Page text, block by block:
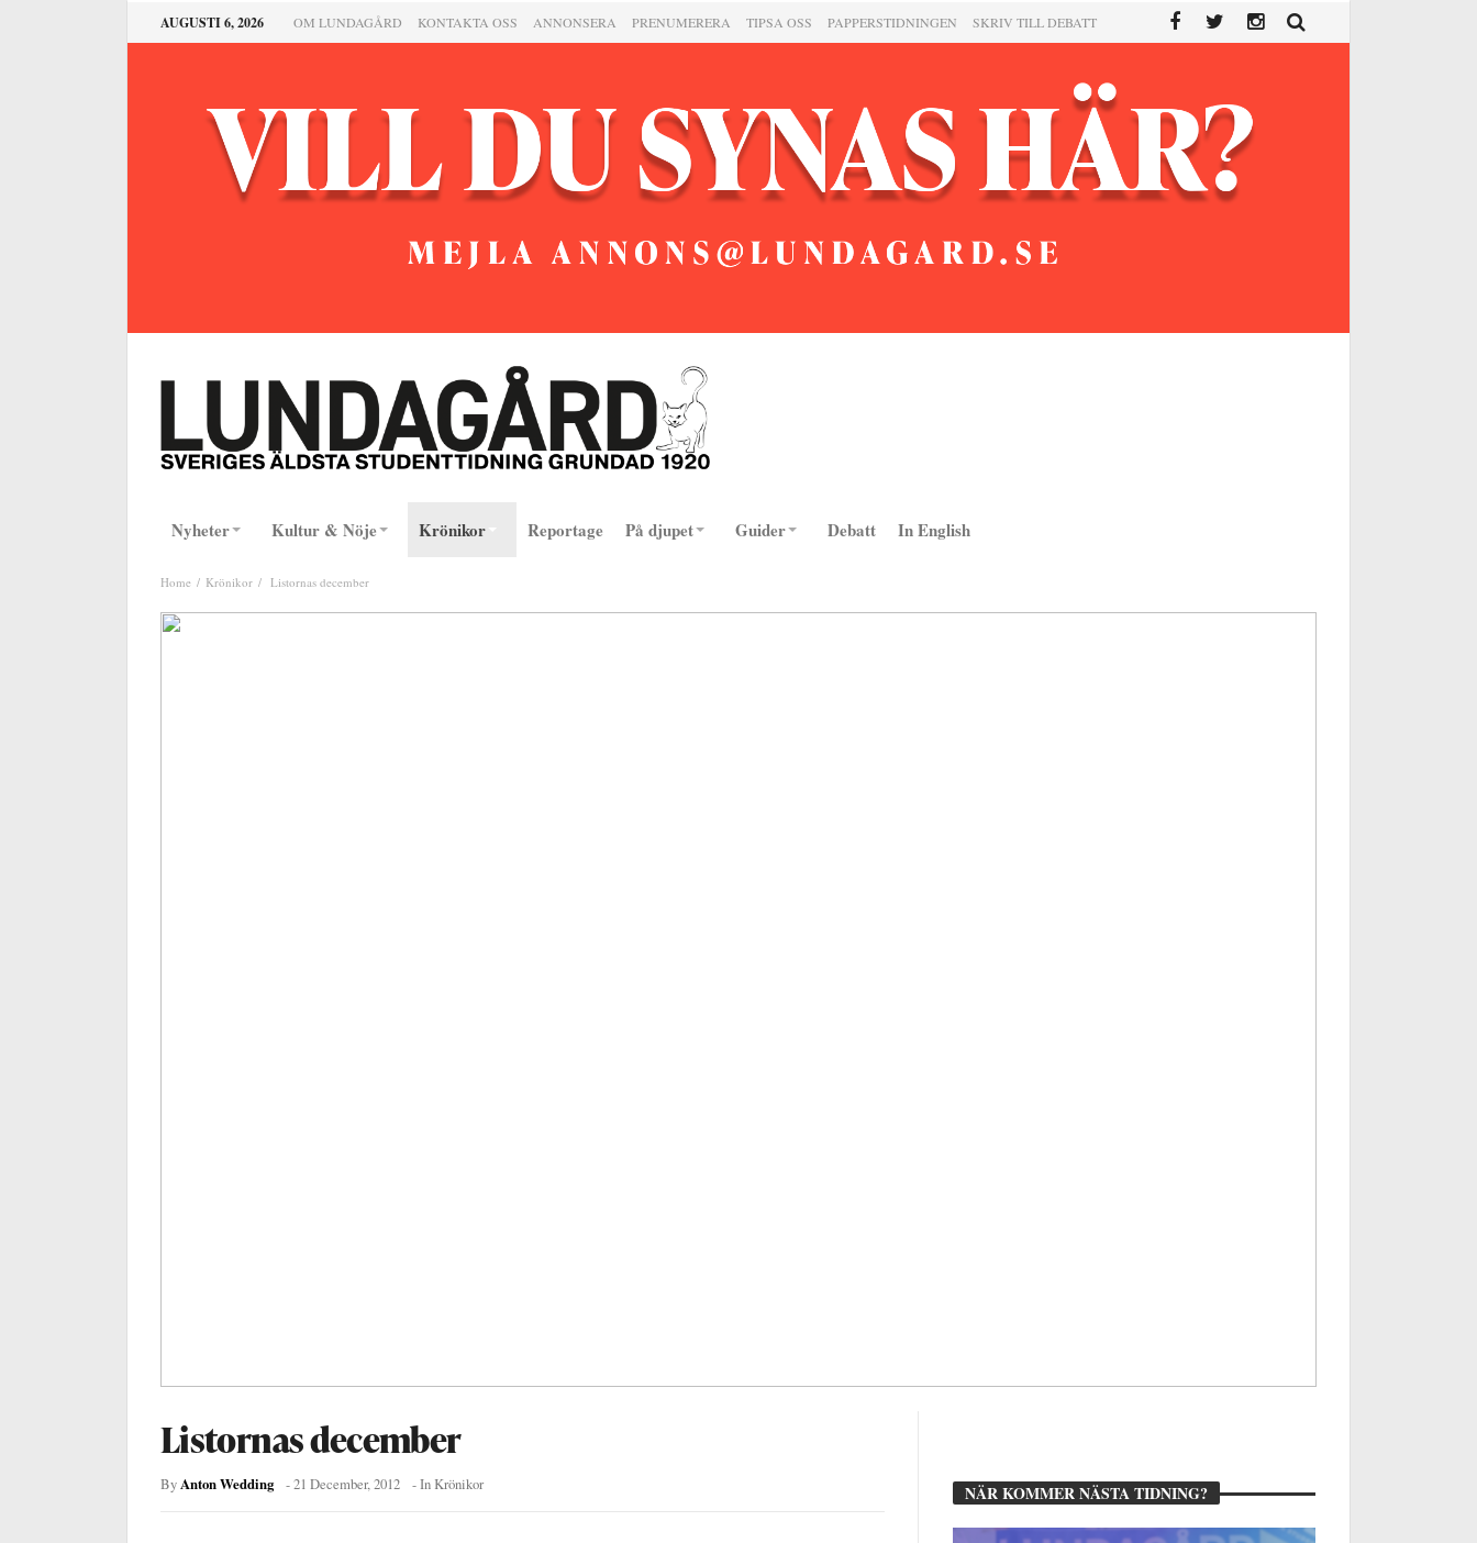
AUGUSTI 6, 2026 OM LUNDAGÅRD KONTAKTA OSS ANNONSERA PRENUMERERA TIPSA OSS PAPPERSTIDNINGEN SKRIV TILL DEBATT
Nyheter Kultur & Nöje Krönikor Reportage På djupet Guider Debatt In English
Home Krönikor Listornas december
Listornas december
By Anton Wedding -21 December, 2012 - In Krönikor NÄR KOMMER NÄSTA TIDNING?